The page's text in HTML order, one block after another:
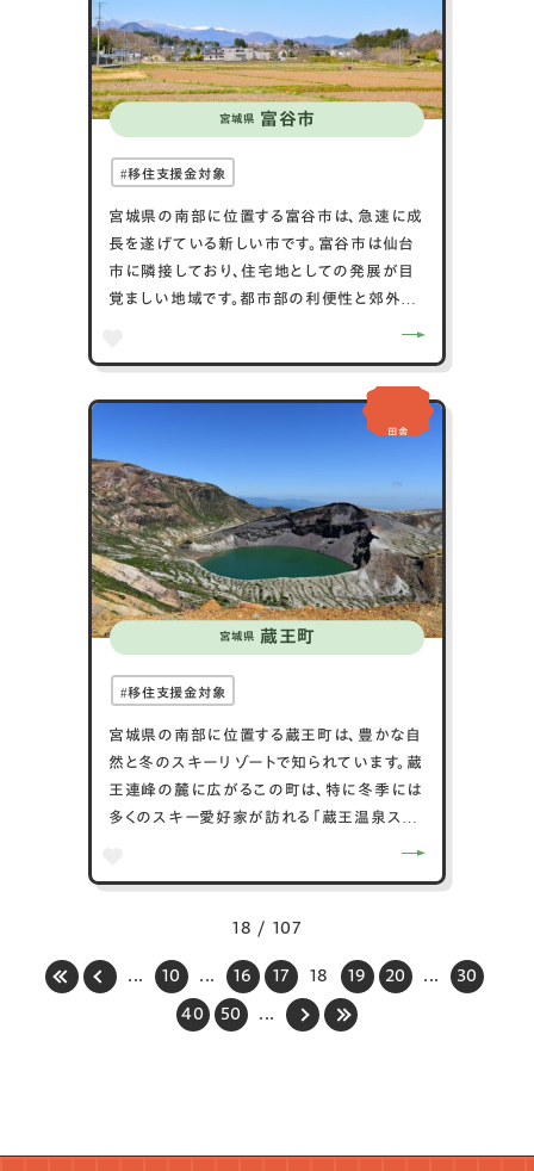
宮城県 富谷市
移住支援金対象
宮城県の南部に位置する富谷市は、急速に成
長を遂げている新しい市です。富谷市は仙台
市に隣接しており、住宅地としての発展が目
覚ましい地域です。都市部の利便性と郊外の
が高いです。また、富谷市からは仙台市中心部
へのアクセスも良好で、ビジネスやショッピン
グに便利です。新しいコミュニティが形成され
つつある富谷市は、宮城県内で注目される成
長都市です。
宮城県 蔵王町
田舎
移住支援金対象
宮城県の南部に位置する蔵王町は、豊かな自
然と冬のスキーリゾートで知られています。蔵
王連峰の麓に広がるこの町は、特に冬季には
多くのスキー愛好家が訪れる「蔵王温泉スキ
きます。また、春には「蔵王エコーライン」を通
します。自然と共生する観光とリクリエーショ
ンの町として、蔵王町は多くの訪問者に愛さ
れています。
18 / 107
... 10 ... 16 17 18 19 20 ... 30
40 50 ...